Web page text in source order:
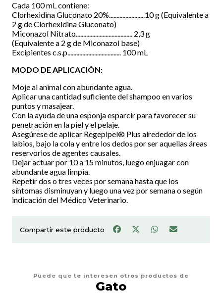
Cada 100 mL contiene:
Clorhexidina Gluconato 20%........................10 g (Equivalente a
2 g de Clorhexidina Gluconato)
Miconazol Nitrato...................................... 2,3 g
(Equivalente a 2 g de Miconazol base)
Excipientes c.s.p.................................... 100 mL
MODO DE APLICACIÓN:
Moje al animal con abundante agua.
Aplicar una cantidad suficiente del shampoo en varios
puntos y masajear.
Con la ayuda de una esponja esparcir para favorecer su
penetración en la piel y el pelaje.
Asegúrese de aplicar Regepipel® Plus alrededor de los
labios, bajo la cola y entre los dedos por ser aquellas áreas
reservorios de agentes causales.
Dejar actuar por 10 a 15 minutos, luego enjuagar con
abundante agua limpia.
Repetir dos o tres veces por semana hasta que los
síntomas disminuyan y luego una vez por semana o según
indicación del Médico Veterinario.
Compartir este producto
Puede que te interesen otros productos de
Gato